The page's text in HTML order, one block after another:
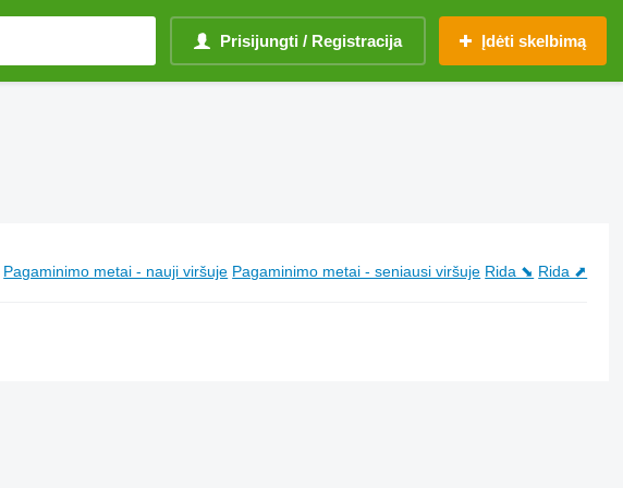
Prisijungti / Registracija Įdėti skelbimą
Pagaminimo metai - nauji viršuje Pagaminimo metai - seniausi viršuje Rida ⬊ Rida ⬈